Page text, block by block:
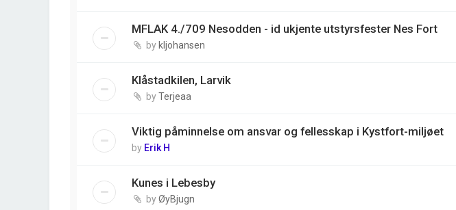
MFLAK 4./709 Nesodden - id ukjente utstyrsfester Nes Fort
by kljohansen
Klåstadkilen, Larvik
byTerjeaa
Viktig påminnelse om ansvar og fellesskap i Kystfort-miljøet
by Erik H
Kunes i Lebesby
byØyBjugn